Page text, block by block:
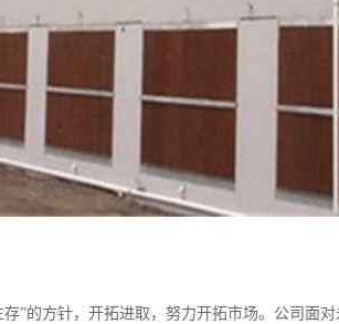
”的方针，开拓进取，努力开拓市场。公司面